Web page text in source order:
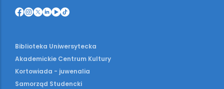
Biblioteka Uniwersytecka
Akademickie Centrum Kultury
Kortowiada - juwenalia
Samorząd Studencki